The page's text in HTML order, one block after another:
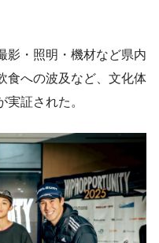
影・照明・機材など県内
食への波及など、文化体
証された。